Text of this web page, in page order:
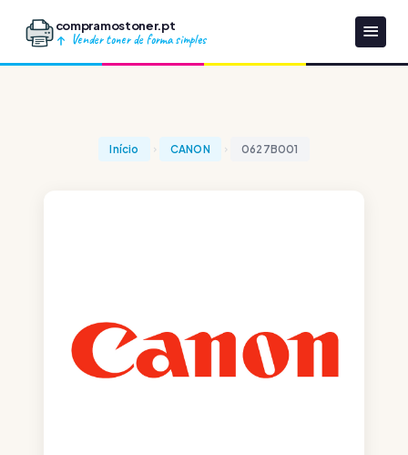
compramostoner.pt
Vender toner de forma simples
Início CANON 0627B001